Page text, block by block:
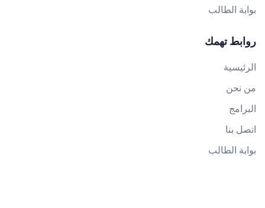
بوابة الطالب
روابط تهمك
الرئيسية
من نحن
البرامج
اتصل بنا
بوابة الطالب